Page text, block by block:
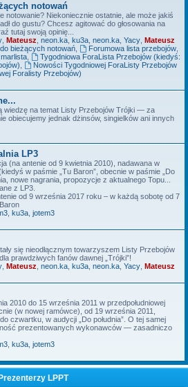
notowań
notowanie? Niekoniecznie ostatnie, ale może jakiś
do gustu? Chcesz agitować do głosowania na
tutaj swoją opinię...
Mateusz neon.ka ku3a neon.ka Yacy Mateusz
bieżących notowań, Forumowa lista przebojów,
,
Tygodniowa ForaLista Przebojów (kiedyś:
Nowości Tygodniowej ForaListy Przebojów
Foralisty Przebojów)
wiedzę na temat Listy Przebojów Trójki — za
obiecujemy jednak dżinsów, singielków ani innych
LP3
(na antenie od 9 kwietnia 2010), nadawana w
w paśmie „Tu Baron”, obecnie w paśmie „Do
nowe nagrania, propozycje z aktualnego Topu...
z LP3.
od 9 września 2017 roku – w każdą sobotę od 7
ku3a jotem3
się nieodłącznym towarzyszem Listy Przebojów
prawdziwych fanów dawnej „Trójki”!
Mateusz neon.ka ku3a neon.ka Yacy Mateusz
2010 do 15 września 2011 w przedpołudniowej
(w nowej ramówce), od 19 września 2011,
czwartku, w audycji „Do południa”. O tej samej
prezentowanych wykonawców — zasadniczo
ku3a jotem3
Prezenterzy LPPT